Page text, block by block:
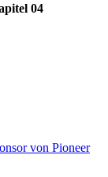
04